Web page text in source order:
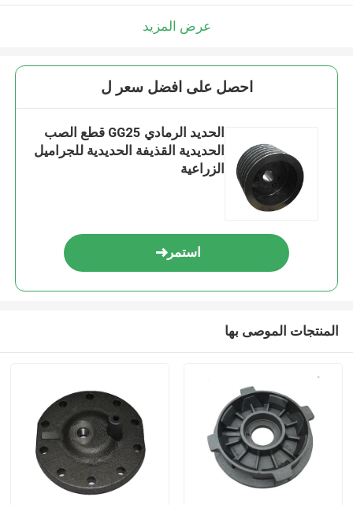
عرض المزيد
احصل على افضل سعر ل
الحديد الرمادي GG25 قطع الصب
الحديدية القذيفة الحديدية للجراميل
الزراعية
استمر
المنتجات الموصى بها